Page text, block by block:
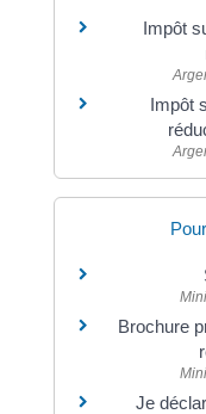
Impôt
Impôt
Brochure
Je